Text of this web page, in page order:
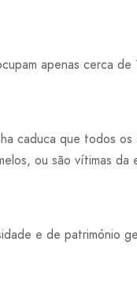
apenas cerca
caduca que todos
ou são vítimas da
e de património